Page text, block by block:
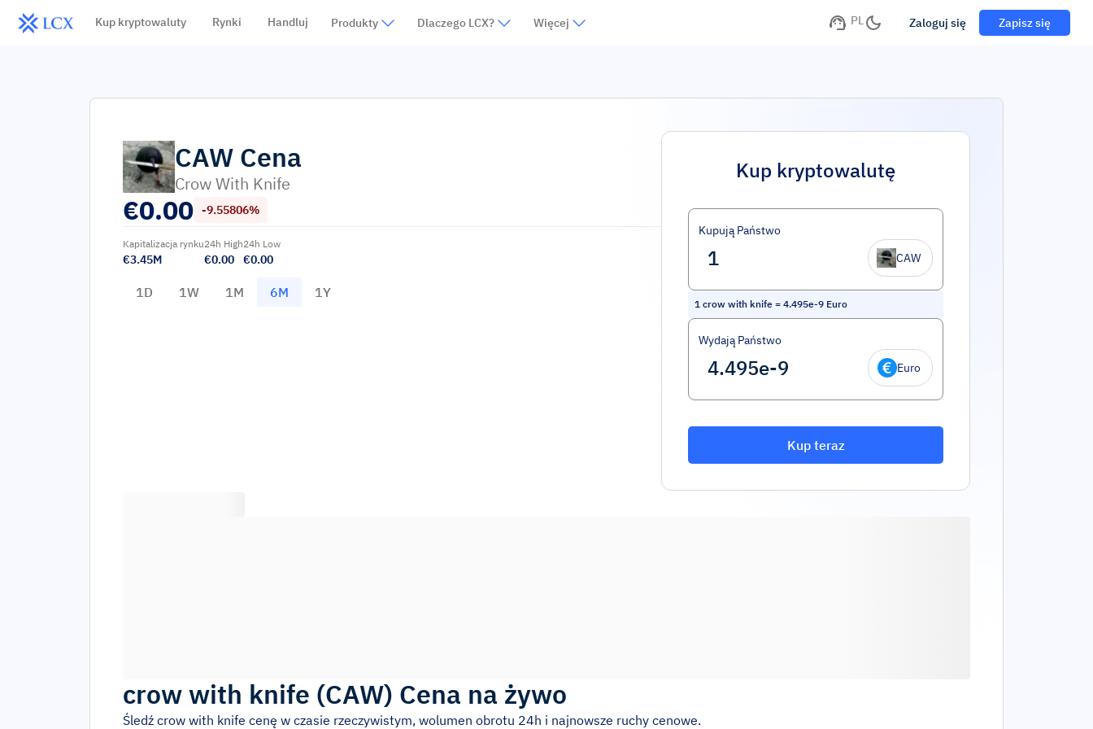
Kup kryptowaluty Rynki Handluj Produkty Dlaczego LCX? Więcej PL Zaloguj się Zapisz się
CAW Cena
Crow With Knife
€0.00 -9.55806%
Kapitalizacja rynku
€3.45M
24h High
€0.00
24h Low
€0.00
1D 1W 1M 6M 1Y
Kup kryptowalutę
Kupują Państwo
CAW
1 crow with knife = 4.495e-9 Euro
Wydają Państwo
Euro
Kup teraz
crow with knife (CAW) Cena na żywo
Śledź crow with knife cenę w czasie rzeczywistym, wolumen obrotu 24h i najnowsze ruchy cenowe.